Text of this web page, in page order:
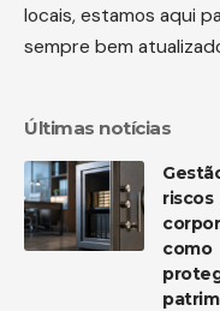
locais, estamos aqui
sempre bem
Últimas notícias
riscos
como